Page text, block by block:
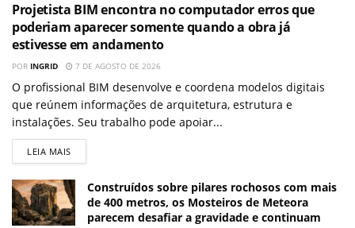
Projetista BIM encontra no computador erros que
poderiam aparecer somente quando a obra já
estivesse em andamento
POR INGRID 7 DE AGOSTO DE 2026
O profissional BIM desenvolve e coordena modelos digitais
que reúnem informações de arquitetura, estrutura e
instalações. Seu trabalho pode apoiar...
LEIA MAIS
Construídos sobre pilares rochosos com mais
de 400 metros, os Mosteiros de Meteora
parecem desafiar a gravidade e continuam